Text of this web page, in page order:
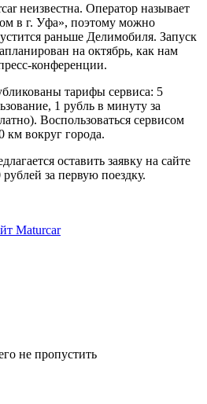
неизвестна. Оператор называет
в г. Уфа», поэтому можно
раньше Делимобиля. Запуск
на октябрь, как нам
конференции.
тарифы сервиса: 5
1 рубль в минуту за
Воспользоваться сервисом
км вокруг города.
оставить заявку на сайте
за первую поездку.
Maturcar
не пропустить